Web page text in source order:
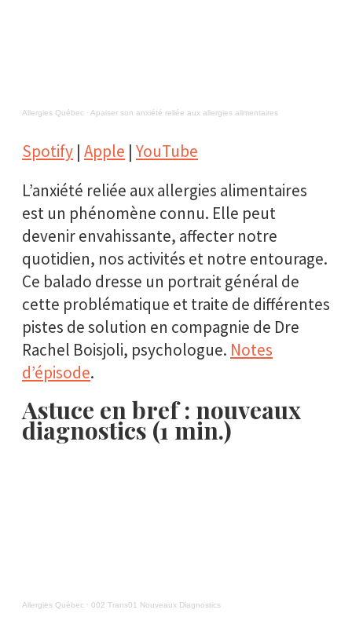
Allergies Québec · Apaiser son anxiété reliée aux allergies alimentaires
Spotify | Apple | YouTube
L’anxiété reliée aux allergies alimentaires
est un phénomène connu. Elle peut
devenir envahissante, affecter notre
quotidien, nos activités et notre entourage.
Ce balado dresse un portrait général de
cette problématique et traite de différentes
pistes de solution en compagnie de Dre
Rachel Boisjoli, psychologue. Notes
d’épisode.
Astuce en bref : nouveaux
diagnostics (1 min.)
Allergies Québec · 002 Trans01 Nouveaux Diagnostics